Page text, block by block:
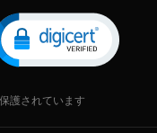
護されています